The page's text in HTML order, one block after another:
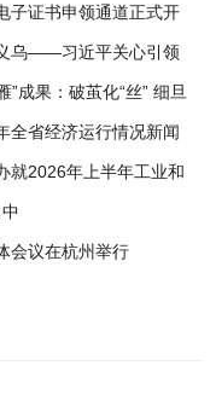
子证书申领通道正式开
乌——习近平关心引领
”成果：破茧化“丝” 细旦
全省经济运行情况新闻
就2026年上半年工业和
会议在杭州举行